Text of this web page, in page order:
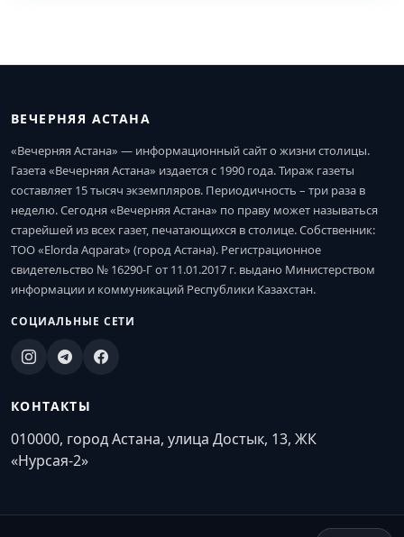
ВЕЧЕРНЯЯ АСТАНА
«Вечерняя Астана» — информационный сайт о жизни столицы.
Газета «Вечерняя Астана» издается с 1990 года. Тираж газеты
составляет 15 тысяч экземпляров. Периодичность – три раза в
неделю. Сегодня «Вечерняя Астана» по праву может называться
старейшей из всех газет, печатающихся в столице. Собственник:
ТОО «Elorda Aqparat» (город Астана). Регистрационное
свидетельство № 16290-Г от 11.01.2017 г. выдано Министерством
информации и коммуникаций Республики Казахстан.
СОЦИАЛЬНЫЕ СЕТИ
КОНТАКТЫ
010000, город Астана, улица Достык, 13, ЖК
«Нурсая-2»